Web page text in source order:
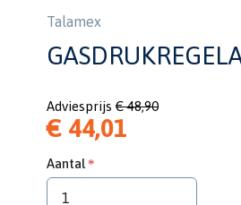
Talamex
Adviesprijs € 48,90
€ 44,01
Aantal